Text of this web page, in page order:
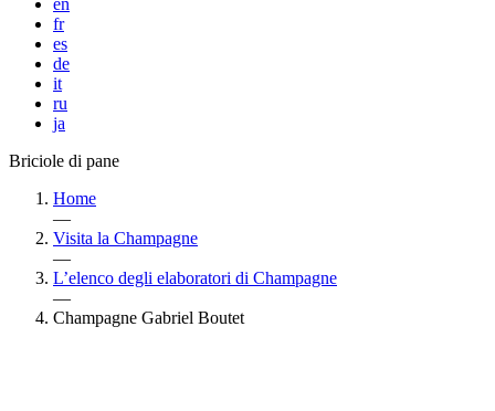
en
fr
es
de
it
ru
ja
Briciole di pane
Home
—
Visita la Champagne
—
L’elenco degli elaboratori di Champagne
—
Champagne Gabriel Boutet